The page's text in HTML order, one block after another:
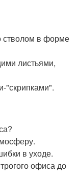
стволом в форме
листьями,
"скрипками".
в уходе.
офиса до